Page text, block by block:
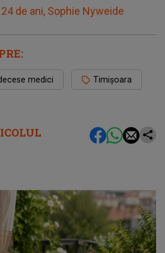
de ani, Sophie Nyweide
medici Timișoara